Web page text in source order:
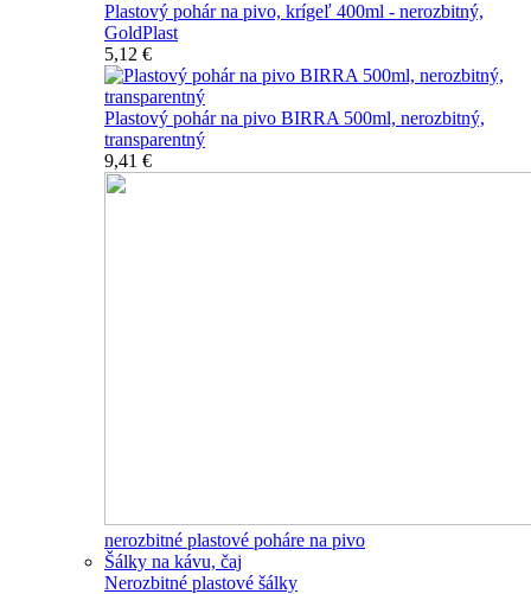
Plastový pohár na pivo, krígeľ 400ml - nerozbitný,
GoldPlast
5,12 €
Plastový pohár na pivo BIRRA 500ml, nerozbitný,
transparentný
9,41 €
nerozbitné plastové poháre na pivo
Šálky na kávu, čaj
Nerozbitné plastové šálky